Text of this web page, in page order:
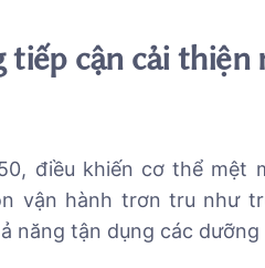
tiếp cận cải
điều khiến cơ thể mệt
vận hành trơn tru như
năng tận dụng các